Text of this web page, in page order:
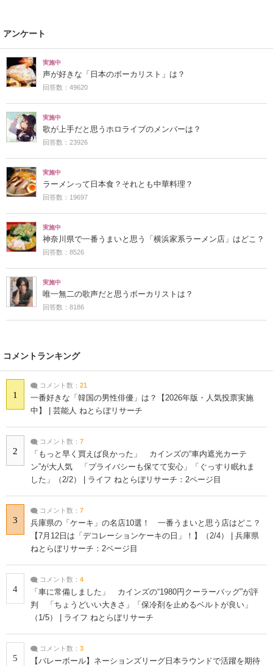
アンケート
実施中
声が好きな「日本のボーカリスト」は？
回答数：49620
実施中
歌が上手だと思うホロライブのメンバーは？
回答数：23926
実施中
ラーメンって日本食？それとも中華料理？
回答数：19697
実施中
神奈川県で一番うまいと思う「横浜家系ラーメン店」はどこ？
回答数：8526
実施中
唯一無二の歌声だと思うボーカリストは？
回答数：8186
コメントランキング
1
コメント数： 21
一番好きな「韓国の男性俳優」は？【2026年版・人気投票実施
中】 | 芸能人 ねとらぼリサーチ
2
コメント数： 7
「もっと早く買えば良かった」 カインズの“車内遮光カーテ
ン”が大人気 「プライバシーも保てて安心」「ぐっすり眠れま
した」（2/2） | ライフ ねとらぼリサーチ：2ページ目
3
コメント数： 7
兵庫県の「ケーキ」の名店10選！ 一番うまいと思う店はどこ？
【7月12日は「デコレーションケーキの日」！】（2/4） | 兵庫県
ねとらぼリサーチ：2ページ目
4
コメント数： 4
「車に常備しました」 カインズの“1980円クーラーバッグ”が評
判 「ちょうどいい大きさ」「保冷剤を止めるベルトが良い」
（1/5） | ライフ ねとらぼリサーチ
5
コメント数： 3
【バレーボール】ネーションズリーグ日本ラウンドで活躍を期待